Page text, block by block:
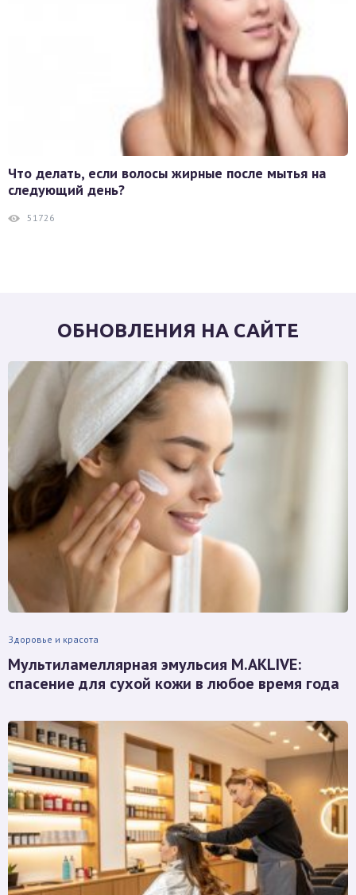
Что делать, если волосы жирные после мытья на
следующий день?
51726
ОБНОВЛЕНИЯ НА САЙТЕ
Здоровье и красота
Мультиламеллярная эмульсия M.AKLIVE:
спасение для сухой кожи в любое время года